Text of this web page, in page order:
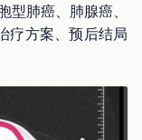
肺癌、肺腺癌、
疗方案、预后结局